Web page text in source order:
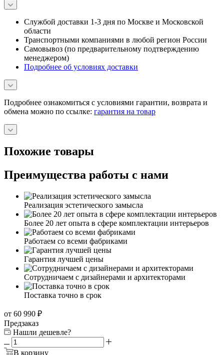
Службой доставки 1-3 дня по Москве и Московской
области
Транспортными компаниями в любой регион России
Самовывоз (по предварительному подтверждению
обмена можно по ссылке:
Похожие товары
Преимущества работы с нами
Реализация эстетического замысла
Более 20 лет опыта в сфере комплектации интерьеров
Работаем со всеми фабриками
Гарантия лучшей цены
Сотрудничаем с дизайнерами и архитекторами
Поставка точно в срок
от 60 990₽
Предзаказ
Нашли дешевле?